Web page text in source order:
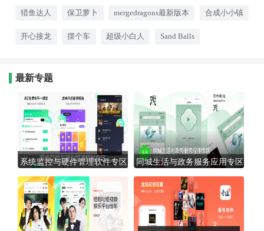
里收获快乐和成就感。老少皆
求的话就来试试吧！
猎鱼达人 保卫萝卜 mergedragons最新版本 合成小小镇
开心接龙 摆个车 超级小白人 Sand Balls
最新专题
系统监控与硬件管理软件专区 同城生活与政务服务应用专区